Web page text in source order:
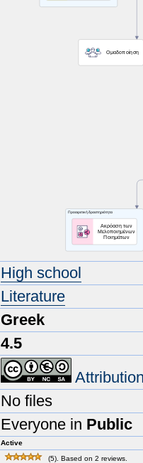
High school
Literature
Greek
4.5
No files
Everyone in Public
Active
(5). Based on 2 reviews.